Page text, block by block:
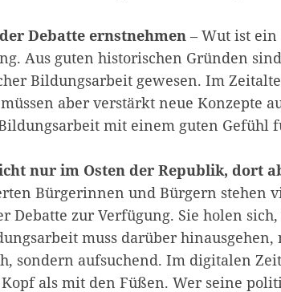
Debatte ernstnehmen – Wut ist
Aus guten historischen Gründen
Bildungsarbeit gewesen. Im
aber verstärkt neue Konzepte
mit einem guten Gefühl
nur im Osten der Republik, dort
Bürgerinnen und Bürgern stehen
Debatte zur Verfügung. Sie holen
muss darüber
sondern aufsuchend. Im digitalen
als mit den Füßen. Wer seine